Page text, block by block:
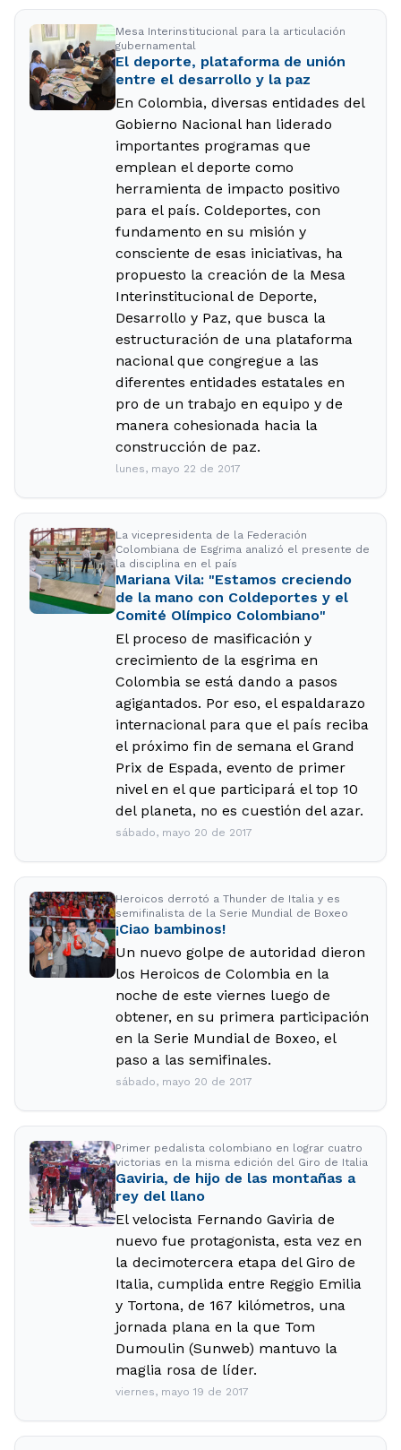
Mesa Interinstitucional para la articulación
gubernamental
El deporte, plataforma de unión
entre el desarrollo y la paz
En Colombia, diversas entidades del
Gobierno Nacional han liderado
importantes programas que
emplean el deporte como
herramienta de impacto positivo
para el país. Coldeportes, con
fundamento en su misión y
consciente de esas iniciativas, ha
propuesto la creación de la Mesa
Interinstitucional de Deporte,
Desarrollo y Paz, que busca la
estructuración de una plataforma
nacional que congregue a las
diferentes entidades estatales en
pro de un trabajo en equipo y de
manera cohesionada hacia la
construcción de paz.
lunes, mayo 22 de 2017
La vicepresidenta de la Federación
Colombiana de Esgrima analizó el presente de
la disciplina en el país
Mariana Vila: "Estamos creciendo
de la mano con Coldeportes y el
Comité Olímpico Colombiano"
El proceso de masificación y
crecimiento de la esgrima en
Colombia se está dando a pasos
agigantados. Por eso, el espaldarazo
internacional para que el país reciba
el próximo fin de semana el Grand
Prix de Espada, evento de primer
nivel en el que participará el top 10
del planeta, no es cuestión del azar.
sábado, mayo 20 de 2017
Heroicos derrotó a Thunder de Italia y es
semifinalista de la Serie Mundial de Boxeo
¡Ciao bambinos!
Un nuevo golpe de autoridad dieron
los Heroicos de Colombia en la
noche de este viernes luego de
obtener, en su primera participación
en la Serie Mundial de Boxeo, el
paso a las semifinales.
sábado, mayo 20 de 2017
Primer pedalista colombiano en lograr cuatro
victorias en la misma edición del Giro de Italia
Gaviria, de hijo de las montañas a
rey del llano
El velocista Fernando Gaviria de
nuevo fue protagonista, esta vez en
la decimotercera etapa del Giro de
Italia, cumplida entre Reggio Emilia
y Tortona, de 167 kilómetros, una
jornada plana en la que Tom
Dumoulin (Sunweb) mantuvo la
maglia rosa de líder.
viernes, mayo 19 de 2017